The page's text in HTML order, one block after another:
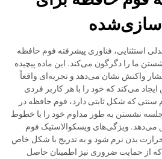
استثنایی، فناوری پیشرفته فوم حافظه
ما را دگرگون می‌کند. این ماده پیچیده
واکنش نشان می‌دهد و تجربه‌ای واقعاً
می‌کند که خود را با هر کاربر فردی
که شکل ثابتی دارد، فوم حافظه در
نشستن به طور مداوم خود را با خطوط
می‌دهد. ویژگی‌های ویسکوالاستیک فوم
بدن نرم شود و به تدریج با شکل خاص
که از حمایت ضروری نیز اطمینان حاصل